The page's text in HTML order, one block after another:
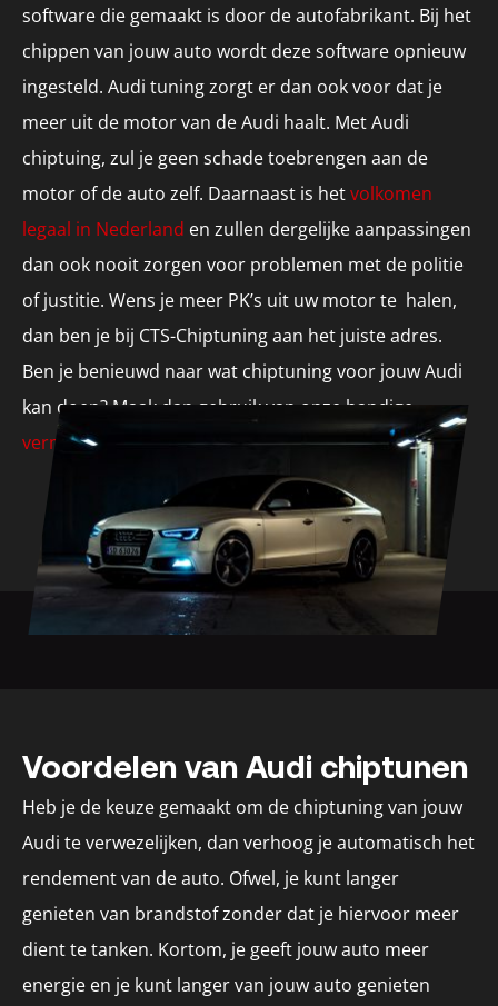
software die gemaakt is door de autofabrikant. Bij het
chippen van jouw auto wordt deze software opnieuw
ingesteld. Audi tuning zorgt er dan ook voor dat je
meer uit de motor van de Audi haalt. Met Audi
chiptuing, zul je geen schade toebrengen aan de
motor of de auto zelf. Daarnaast is hetvolkomen
legaal in Nederland en zullen dergelijke aanpassingen
dan ook nooit zorgen voor problemen met de politie
of justitie. Wens je meer PK’s uit uw motor te halen,
dan ben je bij CTS-Chiptuning aan het juiste adres.
Ben je benieuwd naar wat chiptuning voor jouw Audi
kan doen? Maak dan gebruik van onze handige
vermogenswinning tool!
Voordelen van Audi chiptunen
Heb je de keuze gemaakt om de chiptuning van jouw
Audi te verwezelijken, dan verhoog je automatisch het
rendement van de auto. Ofwel, je kunt langer
genieten van brandstof zonder dat je hiervoor meer
dient te tanken. Kortom, je geeft jouw auto meer
energie en je kunt langer van jouw auto genieten